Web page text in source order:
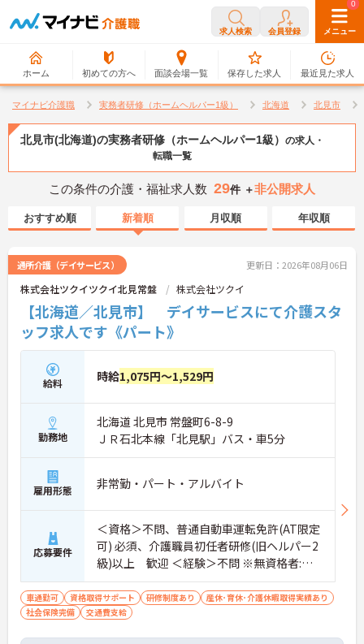
求人検索 会員登録 メニュー
ホーム 初めての方へ 面談会場一覧
0
保存した求人
0
最近見た求人
マイナビ介護職 実務者研修（ホームヘルパー1級） 北海道 北見市
北見市(北海道)の実務者研修（ホームヘルパー1級） の求人・
転職一覧
この条件の介護・福祉求人数 29件 ＋非公開求人
おすすめ順 新着順 月収順 年収順
通所介護（デイサービス） 更新日：2026年08月06日
株式会社ツクイツクイ北見常盤 株式会社ツクイ
【北海道／北見市】 デイサービスにて介護スタ
ッフ求人です《パート》
給料 時給1,075円～1,529円
勤務地
北海道 北見市 常盤町6-8-9
ＪＲ石北本線「北見駅」バス・車5分
雇用形態 非常勤・パート・アルバイト
応募要件
＜資格＞不問、普通自動車運転免許(AT限定
可) 必須、介護職員初任者研修(旧ヘルパー2
級)以上 歓迎 ＜経験＞不問 ※無資格者:入
社半年以内に会社負担で認知症介護基礎研
修受講
車通勤可 資格取得サポート 研修制度あり
産休･育休･介護休暇取得実績あり
社会保険完備
交通費支給